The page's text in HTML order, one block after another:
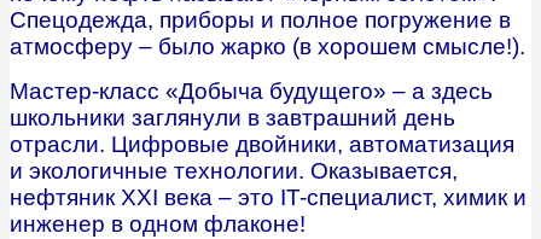
Спецодежда, приборы и полное погружение в
атмосферу – было жарко (в хорошем смысле!).
Мастер-класс «Добыча будущего» – а здесь
школьники заглянули в завтрашний день
отрасли. Цифровые двойники, автоматизация
и экологичные технологии. Оказывается,
нефтяник XXI века – это IT-специалист, химик и
инженер в одном флаконе!